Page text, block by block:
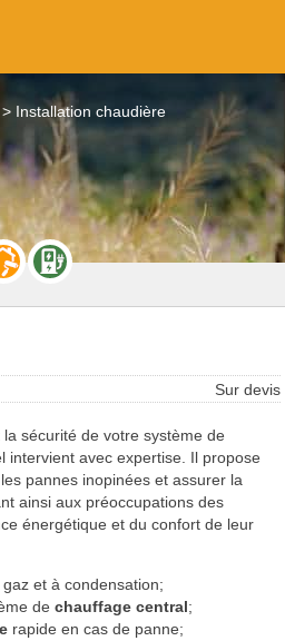
Installation chaudière
Sur devis
sécurité de votre système de
intervient avec expertise. Il propose
pannes inopinées et assurer la
ainsi aux préoccupations des
énergétique et du confort de leur
gaz et à condensation;
dechauffage central;
rapide en cas de panne;